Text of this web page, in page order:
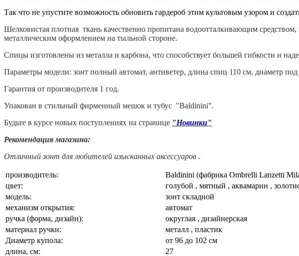
Так что не упустите возможность обновить гардероб этим культовым узором и
Шелковистая плотная ткань качественно пропитана водоотталкивающим
металлическим оформлением на тыльной стороне.
Спицы изготовлены из металла и карбона, что способствует большей гибкости и
Параметры модели: зонт полный автомат, антиветер, длина спиц 110 см, диаметр
Гарантия от производителя 1 год.
Упакован в стильный фирменный мешок и тубус "Baldinini".
Будьте в курсе новых поступлениях на странице "Новинки"
Рекомендация магазина:
Отличный зонт для любителей изысканных аксессуаров .
производитель:
Baldinini (фабрика Ombrelli Lanzetti
цвет:
голубой , мятный , аквамарин ,
модель:
зонт складной
механизм открытия:
автомат
ручка (форма, дизайн):
округлая , дизайнерская
материал ручки:
металл , пластик
Диаметр купола:
от 96 до 102 см
длина, см:
27